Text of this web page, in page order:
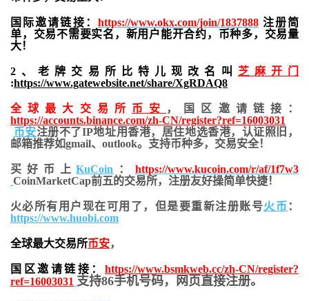
国际邀请链接： https://www.okx.com/join/1837888注册简
单，交易不需要实名，新用户能开合约， 币种多，交易量
大！
2、老牌交易所比特儿现改名叫 芝麻开门
:https://www.gatewebsite.net/share/XgRDAQ8
全球最大交易所 币安
，国区邀请链接：
https://accounts.binance.com/zh-CN/register?ref=16003031
币安注册不了IP地址用香港，居住地选香港，认证照旧，
邮箱推荐如gmail、outlook。支持币种多，交易安全！
买好币上KuCoin ：https://www.kucoin.com/r/af/1f7w3
CoinMarketCap前五的交易所，注册友好操简单快捷！
火必所有用户现在可用了，但是要重新注册账号火币 ：
https://www.huobi.com
全球最大交易所币安，
国区邀请链接： https://www.bsmkweb.cc/zh-CN/register?
ref=16003031 支持86手机号码，网页直接注册。